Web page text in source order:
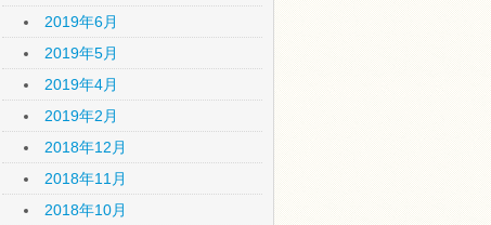
2019年6月
2019年5月
2019年4月
2019年2月
2018年12月
2018年11月
2018年10月